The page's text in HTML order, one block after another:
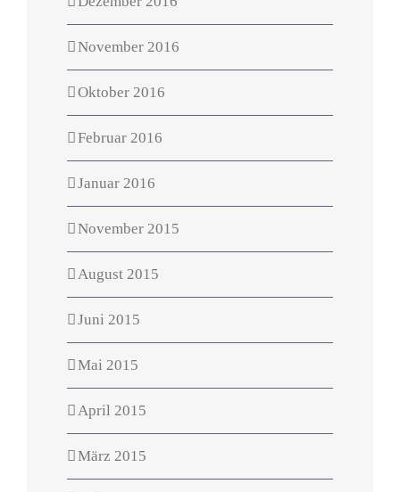
November 2016
Oktober 2016
Februar 2016
Januar 2016
November 2015
August 2015
Juni 2015
Mai 2015
April 2015
März 2015